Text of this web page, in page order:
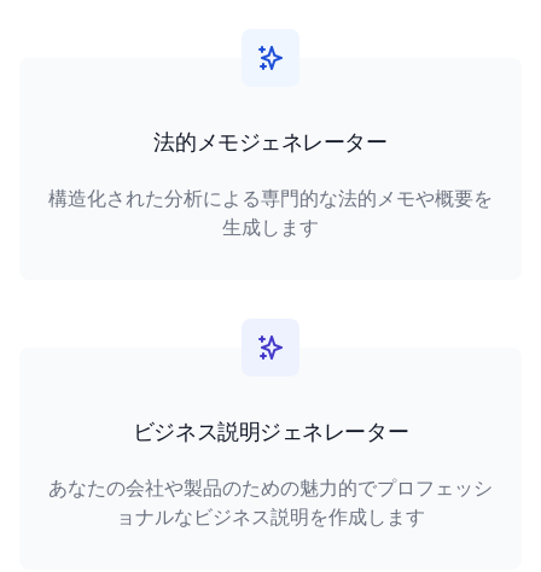
法的メモジェネレーター
構造化された分析による専門的な法的メモや概要を
生成します
ビジネス説明ジェネレーター
あなたの会社や製品のための魅力的でプロフェッシ
ョナルなビジネス説明を作成します